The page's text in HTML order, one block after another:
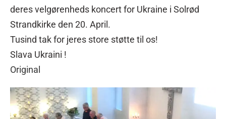
deres velgørenheds koncert for Ukraine i Solrød
Strandkirke den 20. April.
Tusind tak for jeres store støtte til os!
Slava Ukraini !
Original